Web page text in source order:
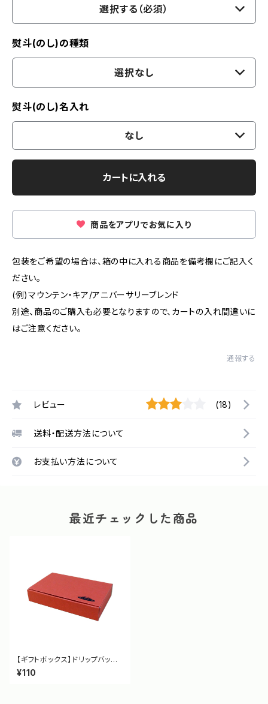
選択する（必須）
熨斗(のし)の種類
選択なし
熨斗(のし)名入れ
なし
カートに入れる
商品をアプリでお気に入り
包装をご希望の場合は、箱の中に入れる商品を備考欄にご記入く
ださい。
(例)マウンテン・キア/アニバーサリーブレンド
別途、商品のご購入も必要となりますので、カートの入れ間違いに
はご注意ください。
通報する
レビュー (18)
送料・配送方法について
お支払い方法について
最近チェックした商品
【ギフトボックス】ドリップバッグ
ストレート5袋×2個用 [88017]
¥110